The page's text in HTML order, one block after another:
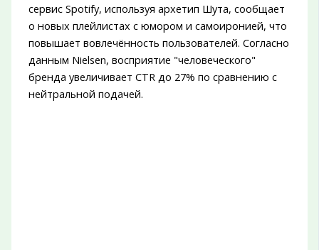
сервис Spotify, используя архетип Шута, сообщает
о новых плейлистах с юмором и самоиронией, что
повышает вовлечённость пользователей. Согласно
данным Nielsen, восприятие "человеческого"
бренда увеличивает CTR до 27% по сравнению с
нейтральной подачей.